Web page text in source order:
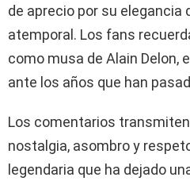
de aprecio por su elegancia
atemporal. Los fans
como musa de Alain Delon,
ante los años que han
Los comentarios
nostalgia, asombro y
legendaria que ha dejado